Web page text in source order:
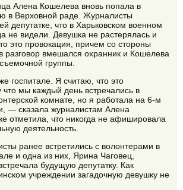
Алена Кошелева вновь попала в
в Верховной раде. Журналисты
депутатке, что в Харьковском военном
не видели. Девушка не растерялась и
это провокация, причем со стороны
разговор вмешался охранник и Кошелева
группы.
госпитале. Я считаю, что это
что мы каждый день встречались в
комнате, но я работала на 6-м
— сказала журналистам Алена
отметила, что никогда не афишировала
деятельность.
ранее встретились с волонтерами в
и одна из них, Ярина Чаговец,
будущую депутатку. Как
учреждении загадочную девушку не